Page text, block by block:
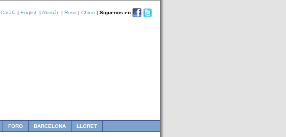
Català | English | Alemán | Ruso | Chino | Siguenos en
FORO BARCELONA LLORET